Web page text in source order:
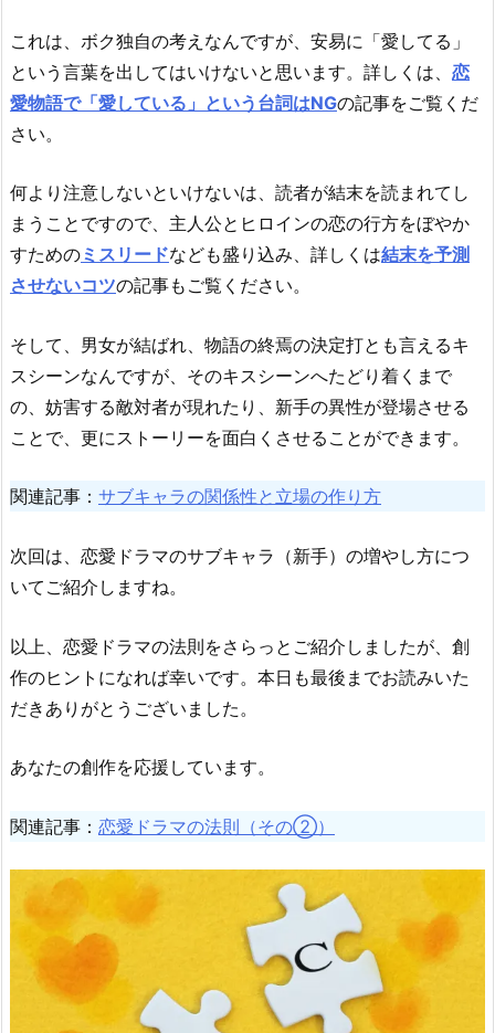
これは、ボク独自の考えなんですが、安易に「愛してる」
という言葉を出してはいけないと思います。詳しくは、 恋
愛物語で「愛している」という台詞はNGの記事をご覧くだ
さい。
何より注意しないといけないは、読者が結末を読まれてし
まうことですので、主人公とヒロインの恋の行方をぼやか
すためのミスリードなども盛り込み、詳しくは結末を予測
させないコツの記事もご覧ください。
そして、男女が結ばれ、物語の終焉の決定打とも言えるキ
スシーンなんですが、そのキスシーンへたどり着くまで
の、妨害する敵対者が現れたり、新手の異性が登場させる
ことで、更にストーリーを面白くさせることができます。
関連記事： サブキャラの関係性と立場の作り方
次回は、恋愛ドラマのサブキャラ（新手）の増やし方につ
いてご紹介しますね。
以上、恋愛ドラマの法則をさらっとご紹介しましたが、創
作のヒントになれば幸いです。本日も最後までお読みいた
だきありがとうございました。
あなたの創作を応援しています。
関連記事： 恋愛ドラマの法則（その②）